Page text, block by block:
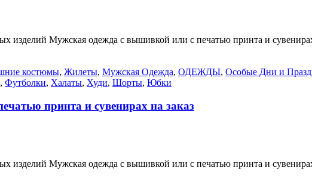
изделий Мужская одежда с вышивкой или с печатью принта и
костюмы, Жилеты, Мужская Одежда, ОДЕЖДЫ, Особые Дни и
, Футболки, Халаты, Худи, Шорты, Юбки
принта и сувенирах на заказ
изделий Мужская одежда с вышивкой или с печатью принта и